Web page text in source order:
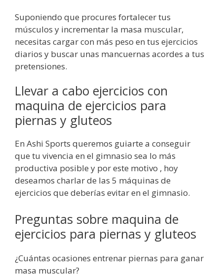
Suponiendo que procures fortalecer tus
músculos y incrementar la masa muscular,
necesitas cargar con más peso en tus ejercicios
diarios y buscar unas mancuernas acordes a tus
pretensiones.
Llevar a cabo ejercicios con
maquina de ejercicios para
piernas y gluteos
En Ashi Sports queremos guiarte a conseguir
que tu vivencia en el gimnasio sea lo más
productiva posible y por este motivo , hoy
deseamos charlar de las 5 máquinas de
ejercicios que deberías evitar en el gimnasio.
Preguntas sobre maquina de
ejercicios para piernas y gluteos
¿Cuántas ocasiones entrenar piernas para ganar
masa muscular?